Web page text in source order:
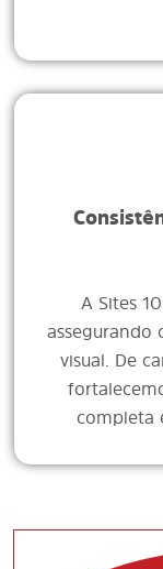
A Sites
assegurando
visual. De
completa